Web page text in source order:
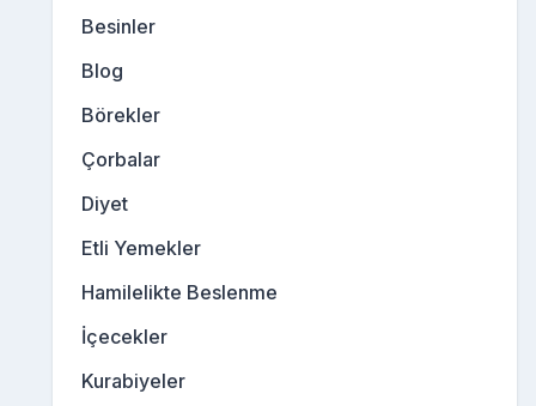
Besinler
Blog
Börekler
Çorbalar
Diyet
Etli Yemekler
Hamilelikte Beslenme
İçecekler
Kurabiyeler